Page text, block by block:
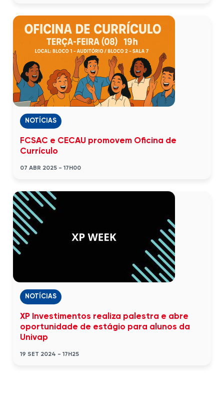
NOTÍCIAS
FCSAC e CECAU promovem Oficina de
Currículo
07 ABR 2025 - 17H00
NOTÍCIAS
XP Investimentos realiza palestra e abre
oportunidade de estágio para alunos da
Univap
19 SET 2024 - 17H25